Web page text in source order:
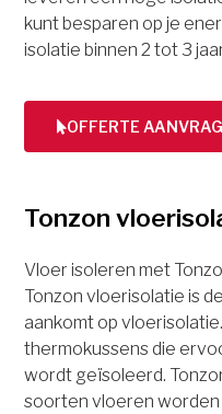
kunt besparen op je
isolatie binnen 2 tot 3
OFFERTE
Tonzon
Vloer isoleren met
Tonzon vloerisolatie is
aankomt op
thermokussens die
wordt geïsoleerd.
soorten vloeren